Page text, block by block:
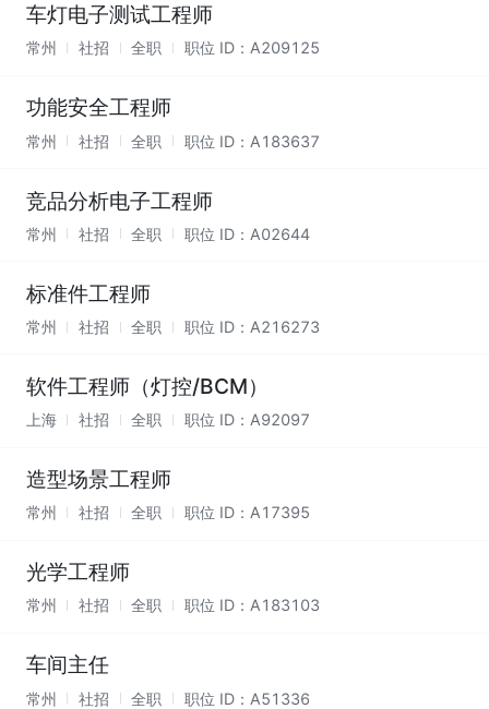
车灯电子测试工程师
常州 社招 全职 职位 ID： A209125
功能安全工程师
常州 社招 全职 职位 ID： A183637
竞品分析电子工程师
常州 社招 全职 职位 ID： A02644
标准件工程师
常州 社招 全职 职位 ID： A216273
软件工程师（灯控/BCM）
上海 社招 全职 职位 ID： A92097
造型场景工程师
常州 社招 全职 职位 ID： A17395
光学工程师
常州 社招 全职 职位 ID： A183103
车间主任
常州 社招 全职 职位 ID： A51336